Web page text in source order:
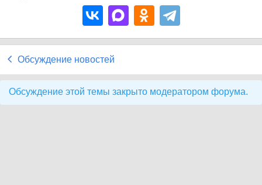
Обсуждение новостей
Обсуждение этой темы закрыто модератором форума.